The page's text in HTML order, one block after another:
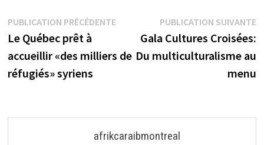
Navigation
de
l’article
PUBLICATION PRÉCÉDENTEPublication
précédente :
Le Québec prêt à
accueillir «des milliers de
réfugiés» syriens
PUBLICATION SUIVANTE
Gala Cultures Croisées:
Du multiculturalisme au
menu
afrikcaraibmontreal